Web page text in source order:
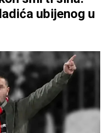
ubijenog u